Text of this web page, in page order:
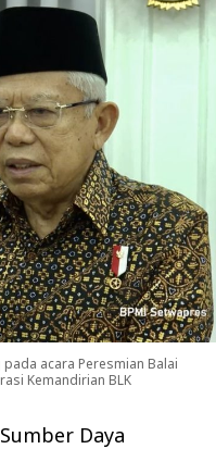
acara Peresmian Balai
Kemandirian BLK
Daya